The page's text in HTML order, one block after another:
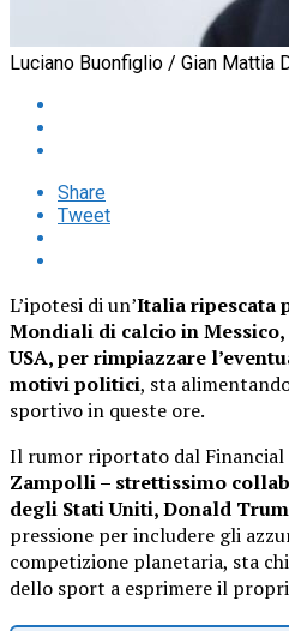
Luciano Buonfiglio / Gian Mattia
Share
Tweet
L’ipotesi di un’Italia ripescata
Mondiali di calcio in
USA, per rimpiazzare
motivi politici, sta
sportivo in queste ore.
Il rumor riportato dal Financial
Zampolli – strettissimo
degli Stati Uniti, Donald
pressione per includere gli
competizione planetaria, sta
dello sport a esprimere il